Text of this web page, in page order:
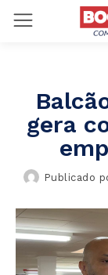
gera
Publicado